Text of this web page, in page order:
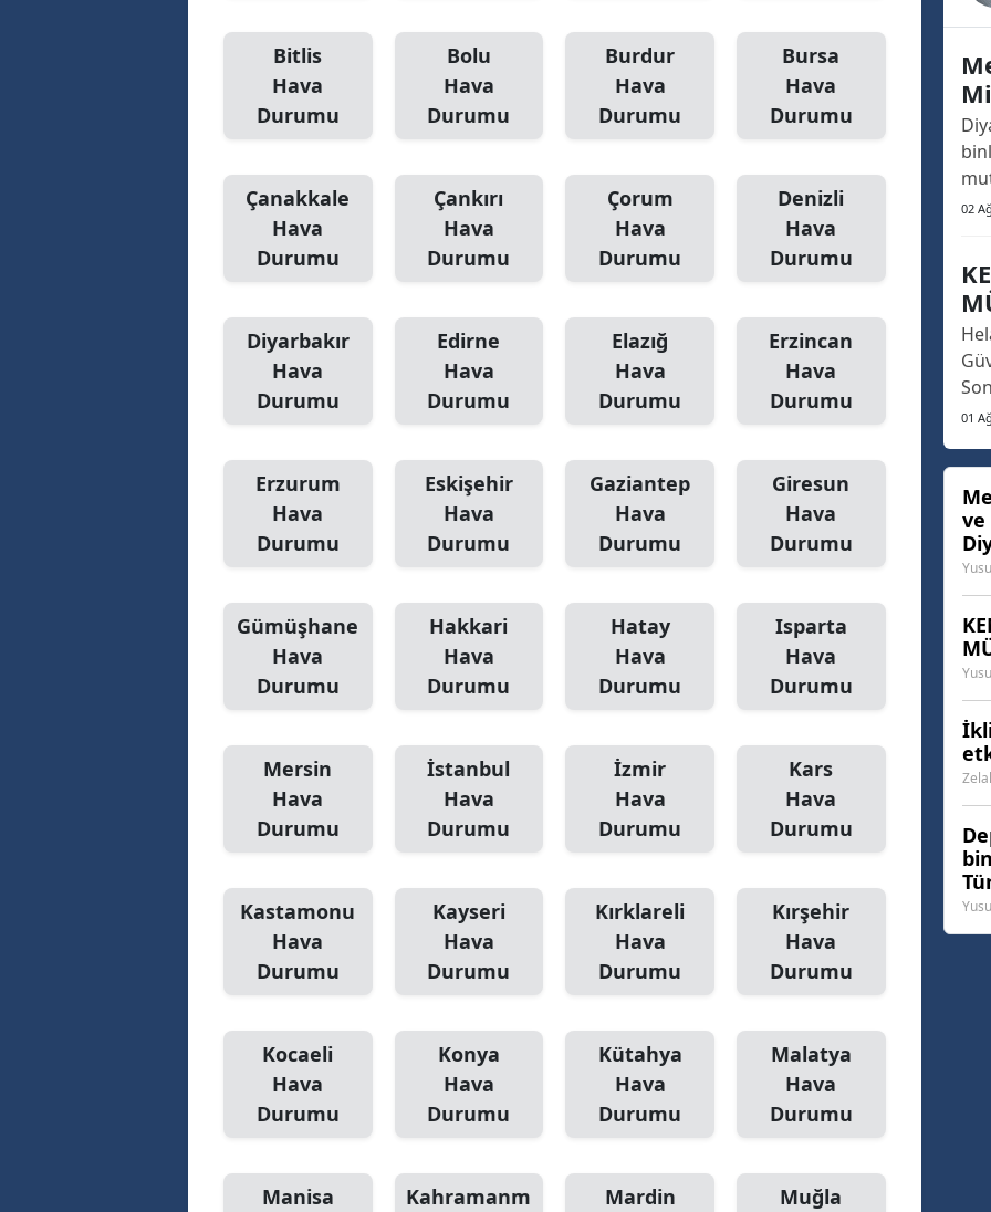
Bitlis
Hava
Durumu
Bolu
Hava
Durumu
Burdur
Hava
Durumu
Bursa
Hava
Durumu
Çanakkale
Hava
Durumu
Çankırı
Hava
Durumu
Çorum
Hava
Durumu
Denizli
Hava
Durumu
Diyarbakır
Hava
Durumu
Edirne
Hava
Durumu
Elazığ
Hava
Durumu
Erzincan
Hava
Durumu
Erzurum
Hava
Durumu
Eskişehir
Hava
Durumu
Gaziantep
Hava
Durumu
Giresun
Hava
Durumu
Gümüşhane
Hava
Durumu
Hakkari
Hava
Durumu
Hatay
Hava
Durumu
Isparta
Hava
Durumu
Mersin
Hava
Durumu
İstanbul
Hava
Durumu
İzmir
Hava
Durumu
Kars
Hava
Durumu
Kastamonu
Hava
Durumu
Kayseri
Hava
Durumu
Kırklareli
Hava
Durumu
Kırşehir
Hava
Durumu
Kocaeli
Hava
Durumu
Konya
Hava
Durumu
Kütahya
Hava
Durumu
Malatya
Hava
Durumu
Manisa
Kahramanm
Mardin
Muğla
ve
02
01
ve